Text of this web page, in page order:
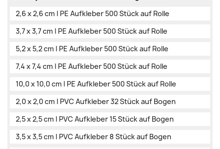
2,6 x 2,6 cm | PE Aufkleber 500 Stück auf Rolle
3,7 x 3,7 cm | PE Aufkleber 500 Stück auf Rolle
5,2 x 5,2 cm | PE Aufkleber 500 Stück auf Rolle
7,4 x 7,4 cm | PE Aufkleber 500 Stück auf Rolle
10,0 x 10,0 cm | PE Aufkleber 500 Stück auf Rolle
2,0 x 2,0 cm | PVC Aufkleber 32 Stück auf Bogen
2,5 x 2,5 cm | PVC Aufkleber 15 Stück auf Bogen
3,5 x 3,5 cm | PVC Aufkleber 8 Stück auf Bogen